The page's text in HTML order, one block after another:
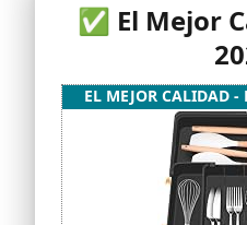
✅ El Mejor
EL MEJOR CALIDAD -